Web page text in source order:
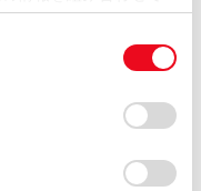
トの使用を続行する
保存されることに同
ー)のオプトアウト、
たっては、当社の
ついて
」をご覧くだ